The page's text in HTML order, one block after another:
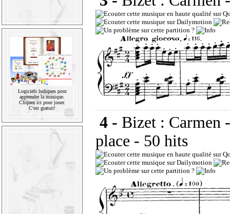
Logiciels ludiques pour
apprendre la musique.
Cliquez ici pour jouer.
C'est gratuit!
4 - Bizet : Carmen
place - 50 hits